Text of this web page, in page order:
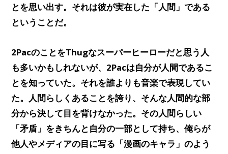
とを思い出す。それは彼が実在した「人間」である
ということだ。
2PacのことをThugなスーパーヒーローだと思う人
も多いかもしれないが、2Pacは自分が人間であるこ
とを知っていた。それを誰よりも音楽で表現してい
た。人間らしくあることを誇り、そんな人間的な部
分から決して目を背けなかった。その人間らしい
「矛盾」をきちんと自分の一部として持ち、俺らが
他人やメディアの目に写る「漫画のキャラ」のよう